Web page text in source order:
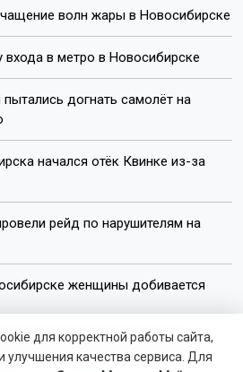
волн жары в Новосибирске
в метро в Новосибирске
догнать самолёт на
начался отёк Квинке из-за
рейд по нарушителям на
женщины добивается
в Новосибирске получили
для корректной работы сайта,
улучшения качества сервиса. Для